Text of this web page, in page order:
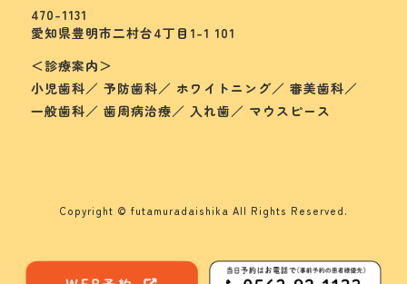
470-1131
愛知県豊明市二村台4丁目1-1 101
＜診療案内＞
小児歯科／ 予防歯科／ ホワイトニング／ 審美歯科／
一般歯科／ 歯周病治療／ 入れ歯／ マウスピース
Copyright © futamuradaishika All Rights Reserved.